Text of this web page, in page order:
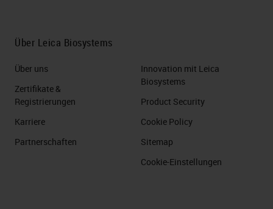
Über Leica Biosystems
Über uns
Zertifikate &
Registrierungen
Karriere
Partnerschaften
Innovation mit Leica
Biosystems
Product Security
Cookie Policy
Sitemap
Cookie-Einstellungen